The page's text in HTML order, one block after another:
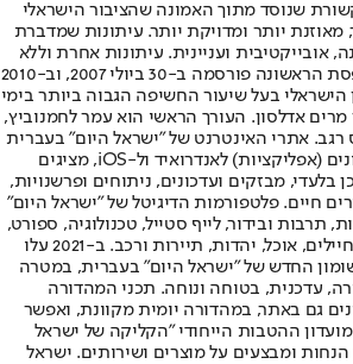
שנוסד מתוך האמונה שהציבור הישראלי
מאוזנת יותר ומדויקת יותר. עיתונות שמדברת
אובייקטיבית ועניינית. עיתונות אחרת וללא
תשלום. המהדורה המודפסת הראשונה פורסמה ב-30 ביולי 2007, וב-2010
הישראלי בעל שיעור החשיפה הגבוה ביותר בימי
מרים אדלסון. העורך הראשי הוא עמר לחמנוביץ,
רגב. אתרי האינטרנט של "ישראל היום" בעברית
ובאנגלית, כמו כן היישומונים (אפליקציות) לאנדרואיד ול-iOS, מציגים
בלעדי, מבזקים ועדכונים, ניתוחים ופרשנויות,
חיים. פלטפורמות הדיגיטל של "ישראל היום"
תרבות ובידור, לייף סטייל, טכנולוגיה, ספורט,
כלכלה וצרכנות, בריאות, חיילים, אוכל, יהדות, תיירות ורכב. ב-2021 עלו
החדש של "ישראל היום" בעברית, במטרה
עדכנית, בטוחה ונוחה. תכני המהדורה
גם באתר, במהדורה יומית מקוונת, ואפשר
ההטבות הייחודי "הקליקה של ישראל
ומבצעים על מוצרים ושירותים. ישראל